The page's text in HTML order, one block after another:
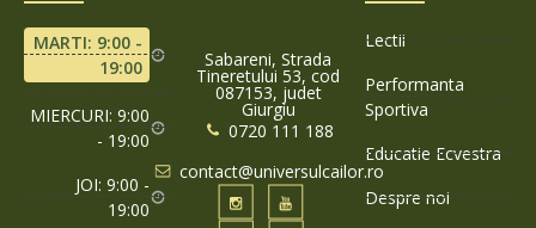
MARTI: 9:00 -
19:00
MIERCURI: 9:00
- 19:00
JOI: 9:00 -
19:00
Sabareni, Strada
Tineretului 53, cod
087153, judet
Giurgiu
0720 111 188
contact@universulcailor.ro
Lectii
Performanta
Sportiva
Educatie Ecvestra
Despre noi